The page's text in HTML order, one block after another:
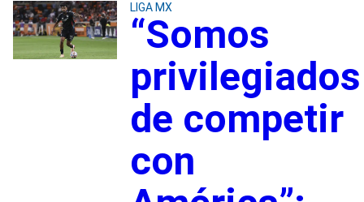
LIGA MX
“Somos
privilegiados
de competir
con